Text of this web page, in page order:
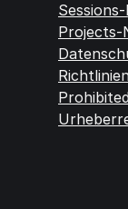
Projects-